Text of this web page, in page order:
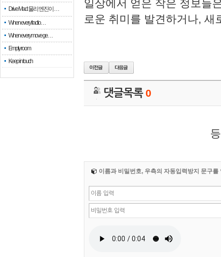
Drive Mad: 물리 엔진이 …
When every fractio…
When every move ge…
Empty room
Keep in touch
일상에서 얻은 작은 정보들
로운 취미를 발견하거나,
댓글목록0
이름과 비밀번호, 우측의 자동입력방지 문구를